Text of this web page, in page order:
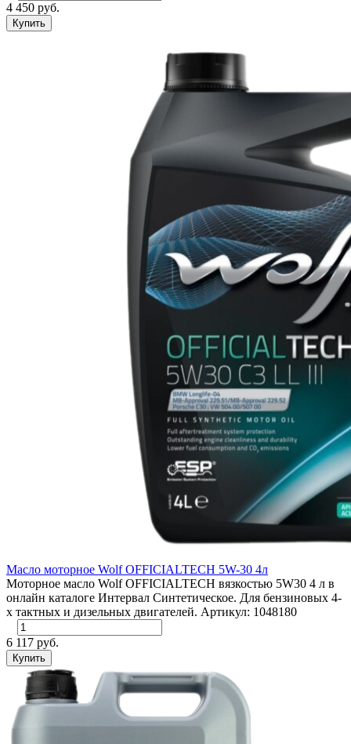
4 450 руб.
Купить
Масло моторное Wolf OFFICIALTECH 5W-30 4л
Моторное масло Wolf OFFICIALTECH вязкостью 5W30 4 л в
онлайн каталоге Интервал Синтетическое. Для бензиновых 4-
х тактных и дизельных двигателей. Артикул: 1048180
6 117 руб.
Купить